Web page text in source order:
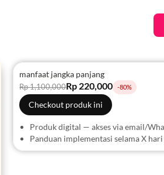
manfaat jangka panjang
Rp 1,100,000Rp 220,000 -80%
Checkout produk ini
Produk digital — akses via email/
Panduan implementasi selama X hari